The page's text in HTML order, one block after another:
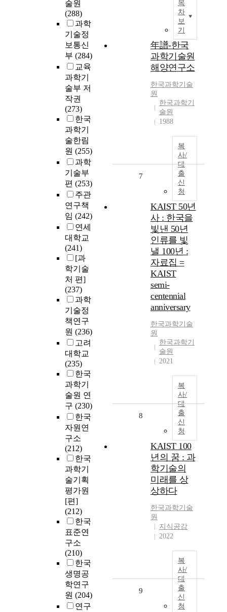
술원
(288)
과학
기술정
보통신
부 (284)
교육
과학기
술부 저
작권
(273)
한국
과학기
술한림
원 (255)
과학
기술부
편 (253)
주관
연구책
임 (242)
연세
대학교
(241)
[과
학기술
처 편]
(237)
과학
기술정
책연구
원 (236)
고려
대학교
(235)
한국
과학기
술원 연
구 (230)
한국
자원연
구소
(212)
한국
과학기
술기획
평가원
[편]
(212)
한국
표준연
구소
(210)
한국
생명공
학연구
원 (204)
연구
목
차
보
기
年譜-한국
과학기술원
해양연구소
한국과학기술
원
한국과학기
술원
1988
복
사/
대
출
신
청
7
KAIST 50년
사 : 한국을
빛낸 50년
인류를 빛
낼 100년 :
자료집 =
KAIST
semi-
centennial
anniversary
한국과학기술
원
한국과학기
술원
2021
복
사/
대
출
신
청
8
KAIST 100
년의 꿈 : 과
학기술의
미래를 상
상하다
한국과학기술
원
지식공감
2022
복
사/
대
출
신
청
9